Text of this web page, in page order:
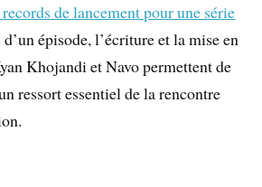
de lancement pour une série
épisode, l’écriture et la mise en
Khojandi et Navo permettent de
ressort essentiel de la rencontre